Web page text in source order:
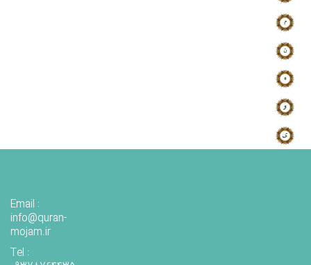
Email :
info@quran-
mojam.ir
Tel :